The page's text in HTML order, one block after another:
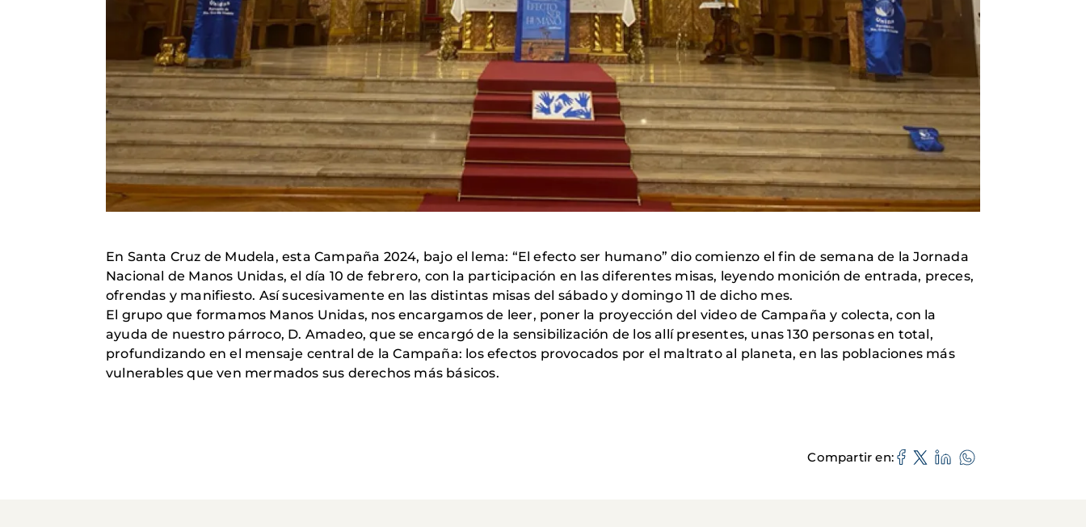
En Santa Cruz de Mudela, esta Campaña 2024, bajo el lema: “El efecto ser humano” dio comienzo el fin de semana de la Jornada
Nacional de Manos Unidas, el día 10 de febrero, con la participación en las diferentes misas, leyendo monición de entrada, preces,
ofrendas y manifiesto. Así sucesivamente en las distintas misas del sábado y domingo 11 de dicho mes.
El grupo que formamos Manos Unidas, nos encargamos de leer, poner la proyección del video de Campaña y colecta, con la
ayuda de nuestro párroco, D. Amadeo, que se encargó de la sensibilización de los allí presentes, unas 130 personas en total,
profundizando en el mensaje central de la Campaña: los efectos provocados por el maltrato al planeta, en las poblaciones más
vulnerables que ven mermados sus derechos más básicos.
Compartir en